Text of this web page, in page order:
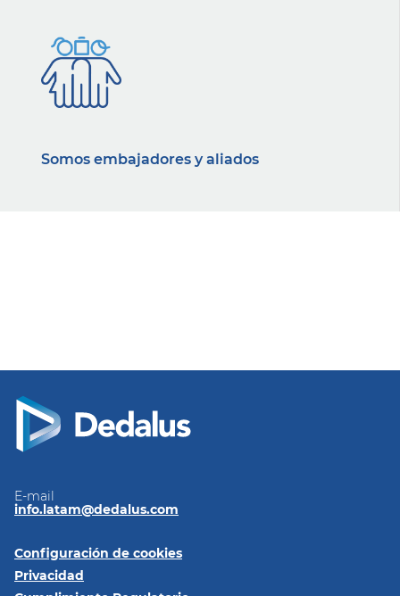
Somos embajadores y aliados
E-mail
info.latam@dedalus.com
Configuración de cookies
Privacidad